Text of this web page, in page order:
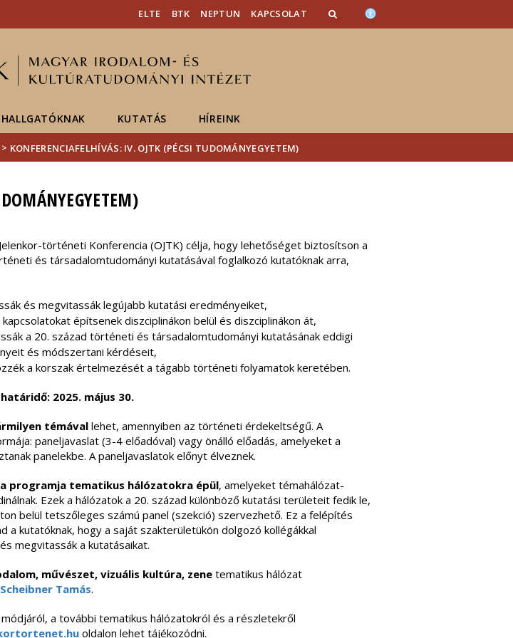
ELTE BTK NEPTUN KAPCSOLAT
HALLGATÓKNAK KUTATÁS HÍREINK
> KONFERENCIAFELHÍVÁS: IV. OJTK (PÉCSI TUDOMÁNYEGYETEM)
történeti Konferencia (OJTK) célja, hogy lehetőséget biztosítson a
és társadalomtudományi kutatásával foglalkozó kutatóknak arra,
és megvitassák legújabb kutatási eredményeiket,
kapcsolatokat építsenek diszciplinákon belül és diszciplinákon át,
a 20. század történeti és társadalomtudományi kutatásának eddigi
és módszertani kérdéseit,
a korszak értelmezését a tágabb történeti folyamatok keretében.
2025. május 30.
témávallehet, amennyiben az történeti érdekeltségű. A
paneljavaslat (3-4 előadóval) vagy önálló előadás, amelyeket a
panelekbe. A paneljavaslatok előnyt élveznek.
programja tematikus hálózatokra épül, amelyeket témahálózat-
Ezek a hálózatok a 20. század különböző kutatási területeit fedik le,
belül tetszőleges számú panel (szekció) szervezhető. Ez a felépítés
a kutatóknak, hogy a saját szakterületükön dolgozó kollégákkal
megvitassák a kutatásaikat.
művészet, vizuális kultúra, zenetematikus hálózat
Scheibner Tamás.
a további tematikus hálózatokról és a részletekről
oldalon lehet tájékozódni.